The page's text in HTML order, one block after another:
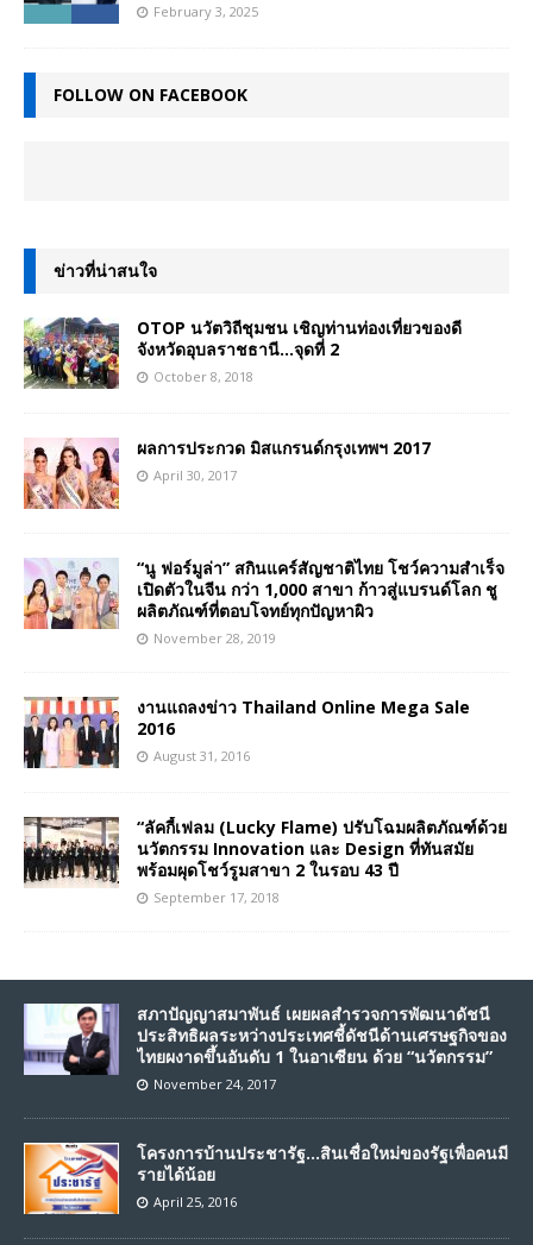
February 3, 2025
FOLLOW ON FACEBOOK
ข่าวที่น่าสนใจ
OTOP นวัตวิถีชุมชน เชิญท่านท่องเที่ยวของดี
จังหวัดอุบลราชธานี…จุดที่ 2
October 8, 2018
ผลการประกวด มิสแกรนด์กรุงเทพฯ 2017
April 30, 2017
“นู ฟอร์มูล่า” สกินแคร์สัญชาติไทย โชว์ความสำเร็จ
เปิดตัวในจีน กว่า 1,000 สาขา ก้าวสู่แบรนด์โลก ชู
ผลิตภัณฑ์ที่ตอบโจทย์ทุกปัญหาผิว
November 28, 2019
งานแถลงข่าว Thailand Online Mega Sale
2016
August 31, 2016
“ลัคกี้เฟลม (Lucky Flame) ปรับโฉมผลิตภัณฑ์ด้วย
นวัตกรรม Innovation และ Design ที่ทันสมัย
พร้อมผุดโชว์รูมสาขา 2 ในรอบ 43 ปี
September 17, 2018
สภาปัญญาสมาพันธ์ เผยผลสำรวจการพัฒนาดัชนี
ประสิทธิผลระหว่างประเทศชี้ดัชนีด้านเศรษฐกิจของ
ไทยผงาดขึ้นอันดับ 1 ในอาเซียน ด้วย “นวัตกรรม”
November 24, 2017
โครงการบ้านประชารัฐ…สินเชื่อใหม่ของรัฐเพื่อคนมี
รายได้น้อย
April 25, 2016